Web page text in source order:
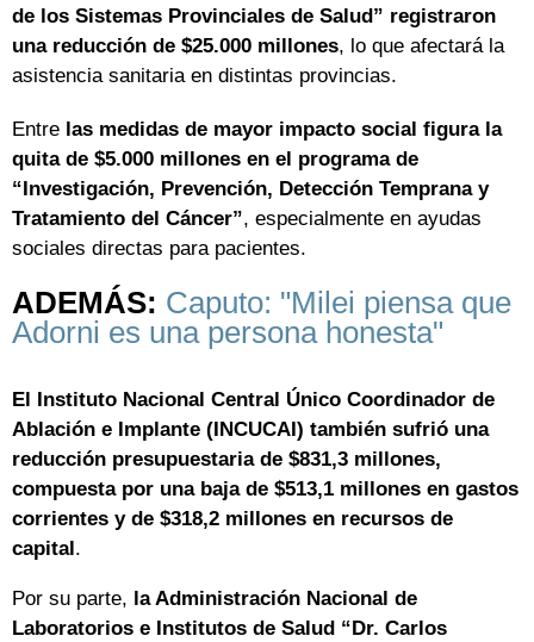
de los Sistemas Provinciales de Salud” registraron
una reducción de $25.000 millones, lo que afectará la
asistencia sanitaria en distintas provincias.
Entre las medidas de mayor impacto social figura la
quita de $5.000 millones en el programa de
“Investigación, Prevención, Detección Temprana y
Tratamiento del Cáncer”, especialmente en ayudas
sociales directas para pacientes.
ADEMÁS: Caputo: "Milei piensa que
Adorni es una persona honesta"
El Instituto Nacional Central Único Coordinador de
Ablación e Implante (INCUCAI) también sufrió una
reducción presupuestaria de $831,3 millones,
compuesta por una baja de $513,1 millones en gastos
corrientes y de $318,2 millones en recursos de
capital .
Por su parte, la Administración Nacional de
Laboratorios e Institutos de Salud “Dr. Carlos